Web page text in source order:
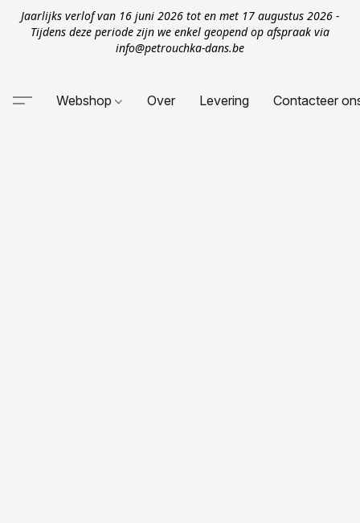
Jaarlijks verlof van 16 juni 2026 tot en met 17 augustus 2026 -
Tijdens deze periode zijn we enkel geopend op afspraak via
info@petrouchka-dans.be
Webshop Over Levering Contacteer